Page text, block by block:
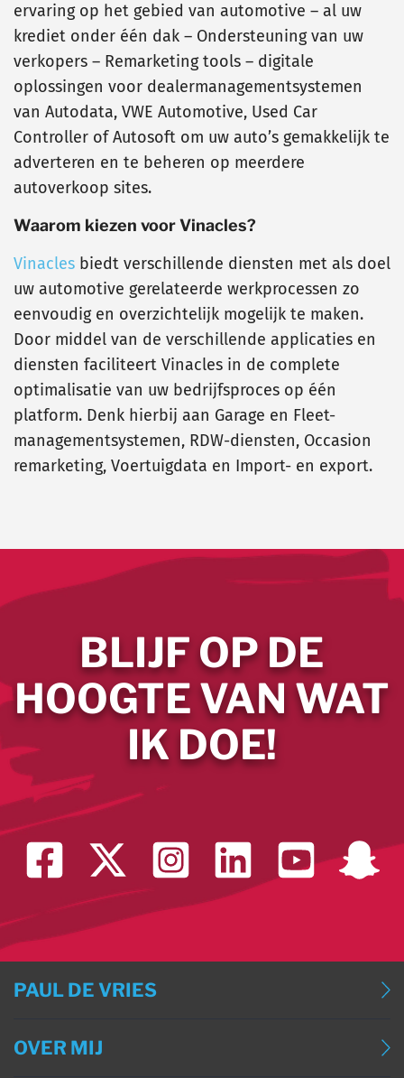
ervaring op het gebied van automotive – al uw
krediet onder één dak – Ondersteuning van uw
verkopers – Remarketing tools – digitale
oplossingen voor dealermanagementsystemen
van Autodata, VWE Automotive, Used Car
Controller of Autosoft om uw auto’s gemakkelijk te
adverteren en te beheren op meerdere
autoverkoop sites.
Waarom kiezen voor Vinacles?
Vinacles biedt verschillende diensten met als doel
uw automotive gerelateerde werkprocessen zo
eenvoudig en overzichtelijk mogelijk te maken.
Door middel van de verschillende applicaties en
diensten faciliteert Vinacles in de complete
optimalisatie van uw bedrijfsproces op één
platform. Denk hierbij aan Garage en Fleet-
managementsystemen, RDW-diensten, Occasion
remarketing, Voertuigdata en Import- en export.
BLIJF OP DE
HOOGTE VAN WAT
IK DOE!
PAUL DE VRIES
OVER MIJ